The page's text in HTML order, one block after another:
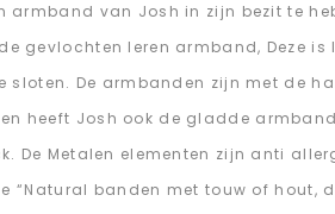
armband van Josh in zijn bezit te
gevlochten leren armband, Deze
sloten. De armbanden zijn met de
heeft Josh ook de gladde
De Metalen elementen zijn anti
“Natural banden met touw of hout,